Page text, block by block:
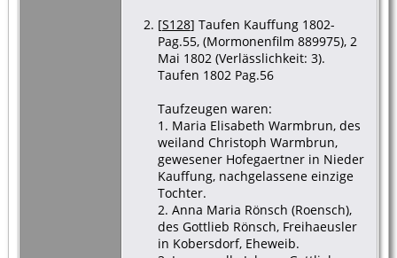
[S128] Taufen Kauffung 1802-
Pag.55, (Mormonenfilm 889975), 2
Mai 1802 (Verlässlichkeit: 3).
Taufen 1802 Pag.56
Taufzeugen waren:
1. Maria Elisabeth Warmbrun, des
weiland Christoph Warmbrun,
gewesener Hofegaertner in Nieder
Kauffung, nachgelassene einzige
Tochter.
2. Anna Maria Rönsch (Roensch),
des Gottlieb Rönsch, Freihaeusler
in Kobersdorf, Eheweib.